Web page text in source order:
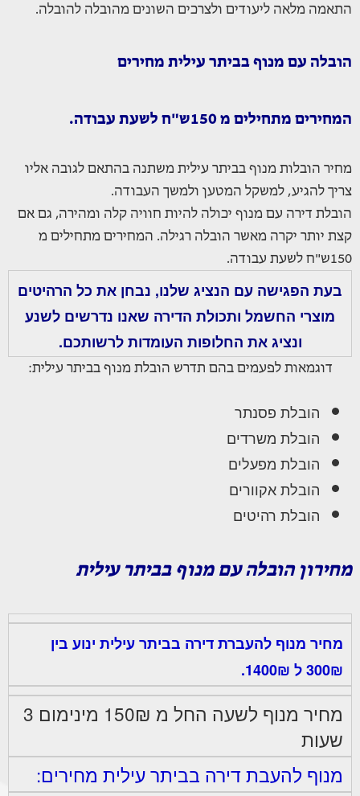
התאמה מלאה ליעודים ולצרכים השונים מהובלה להובלה.
הובלה עם מנוף בביתר עילית מחירים
המחירים מתחילים מ 150ש"ח לשעת עבודה.
מחיר הובלות מנוף בביתר עילית משתנה בהתאם לגובה אליו
צריך להגיע, למשקל המטען ולמשך העבודה.
הובלת דירה עם מנוף יכולה להיות חוויה קלה ומהירה, גם אם
קצת יותר יקרה מאשר הובלה רגילה. המחירים מתחילים מ
150ש"ח לשעת עבודה.
בעת הפגישה עם הנציג שלנו, נבחן את כל הרהיטים
מוצרי החשמל ותכולת הדירה שאנו נדרשים לשנע
ונציג את החלופות העומדות לרשותכם.
דוגמאות לפעמים בהם תדרש הובלת מנוף בביתר עילית:
הובלת פסנתר
הובלת משרדים
הובלת מפעלים
הובלת אקוורים
הובלת רהיטים
מחירון הובלה עם מנוף בביתר עילית
מחיר מנוף להעברת דירה בביתר עילית ינוע בין
300₪ ל 1400₪.
מחיר מנוף לשעה החל מ 150₪ מינימום 3
שעות
מנוף להעבת דירה בביתר עילית מחירים: